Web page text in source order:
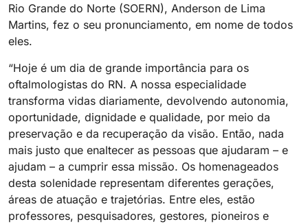
Rio Grande do Norte (SOERN), Anderson de Lima
Martins, fez o seu pronunciamento, em nome de todos
eles.
“Hoje é um dia de grande importância para os
oftalmologistas do RN. A nossa especialidade
transforma vidas diariamente, devolvendo autonomia,
oportunidade, dignidade e qualidade, por meio da
preservação e da recuperação da visão. Então, nada
mais justo que enaltecer as pessoas que ajudaram – e
ajudam – a cumprir essa missão. Os homenageados
desta solenidade representam diferentes gerações,
áreas de atuação e trajetórias. Entre eles, estão
professores, pesquisadores, gestores, pioneiros e